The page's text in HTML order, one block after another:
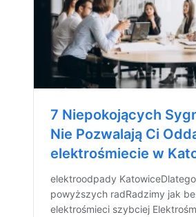
7 Niepokojących
Nie Pozwalają Ci
elektrośmiecie w
elektroodpady
powyższych radRadzimy jak
elektrośmieci szybciej